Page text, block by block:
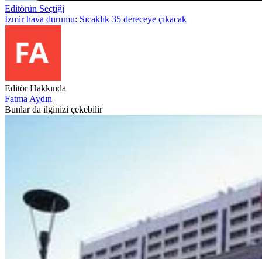
Editörün Seçtiği
İzmir hava durumu: Sıcaklık 35 dereceye çıkacak
Editör Hakkında
Fatma Aydın
Bunlar da ilginizi çekebilir